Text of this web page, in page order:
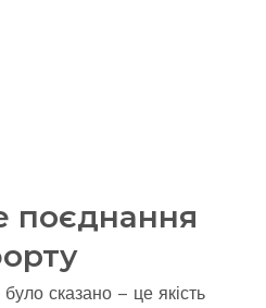
поєднання
сказано – це якість